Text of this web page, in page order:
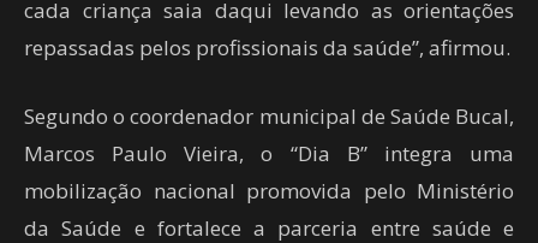
cada criança saia daqui levando as orientações
repassadas pelos profissionais da saúde”, afirmou.
Segundo o coordenador municipal de Saúde Bucal,
Marcos Paulo Vieira, o “Dia B” integra uma
mobilização nacional promovida pelo Ministério
da Saúde e fortalece a parceria entre saúde e